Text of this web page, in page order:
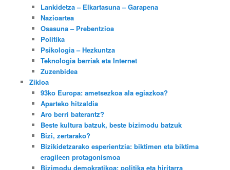
Lankidetza – Elkartasuna – Garapena
Nazioartea
Osasuna – Prebentzioa
Politika
Psikologia – Hezkuntza
Teknologia berriak eta Internet
Zuzenbidea
Zikloa
93ko Europa: ametsezkoa ala egiazkoa?
Aparteko hitzaldia
Aro berri baterantz?
Beste kultura batzuk, beste bizimodu batzuk
Bizi, zertarako?
Bizikidetzarako esperientzia: biktimen eta biktima
eragileen protagonismoa
Bizimodu demokratikoa: politika eta hiritarra